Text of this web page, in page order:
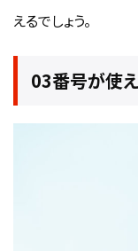
えるでしょう。
03番号が使